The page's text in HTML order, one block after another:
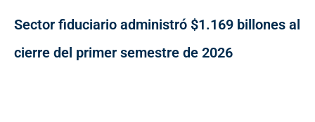
Sector fiduciario administró $1.169 billones al
cierre del primer semestre de 2026